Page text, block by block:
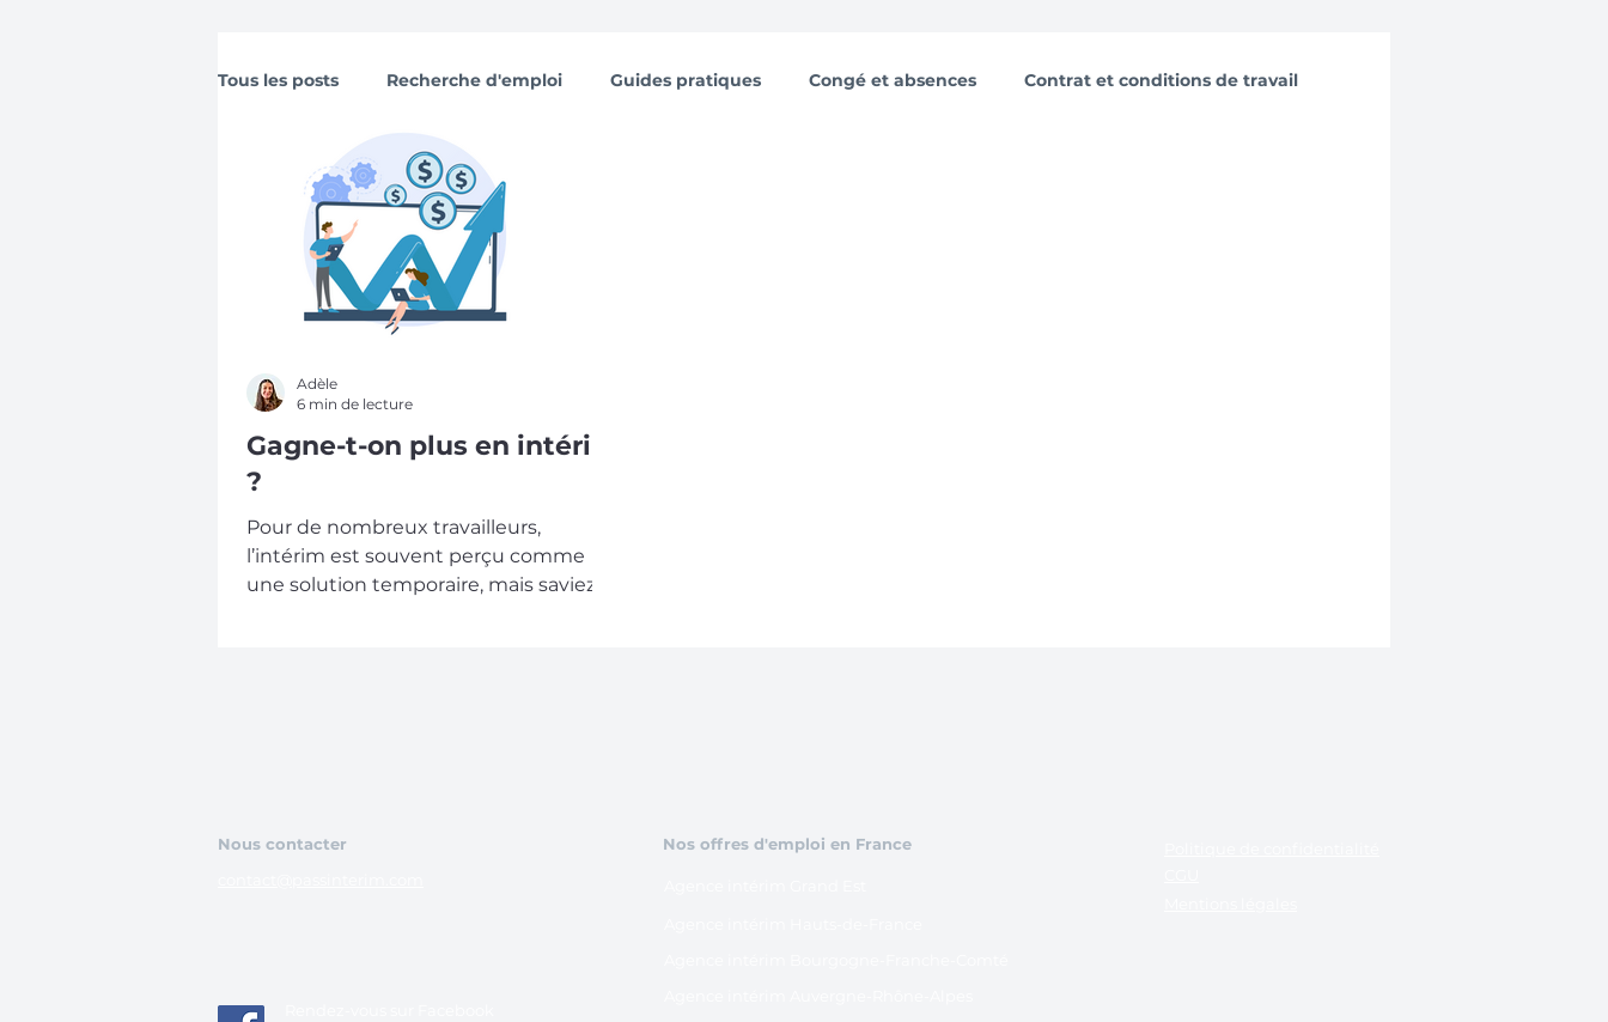
Tous les posts Recherche d'emploi Guides pratiques Congé et absences Contrat et conditions de travail
Sécurité et protection
Gagne-t-on plus en intérim
?
Pour de nombreux travailleurs,
l’intérim est souvent perçu comme
une solution temporaire, mais saviez-
Adèle
6 min de lecture
Nous contacter
Nos offres d'emploi en France